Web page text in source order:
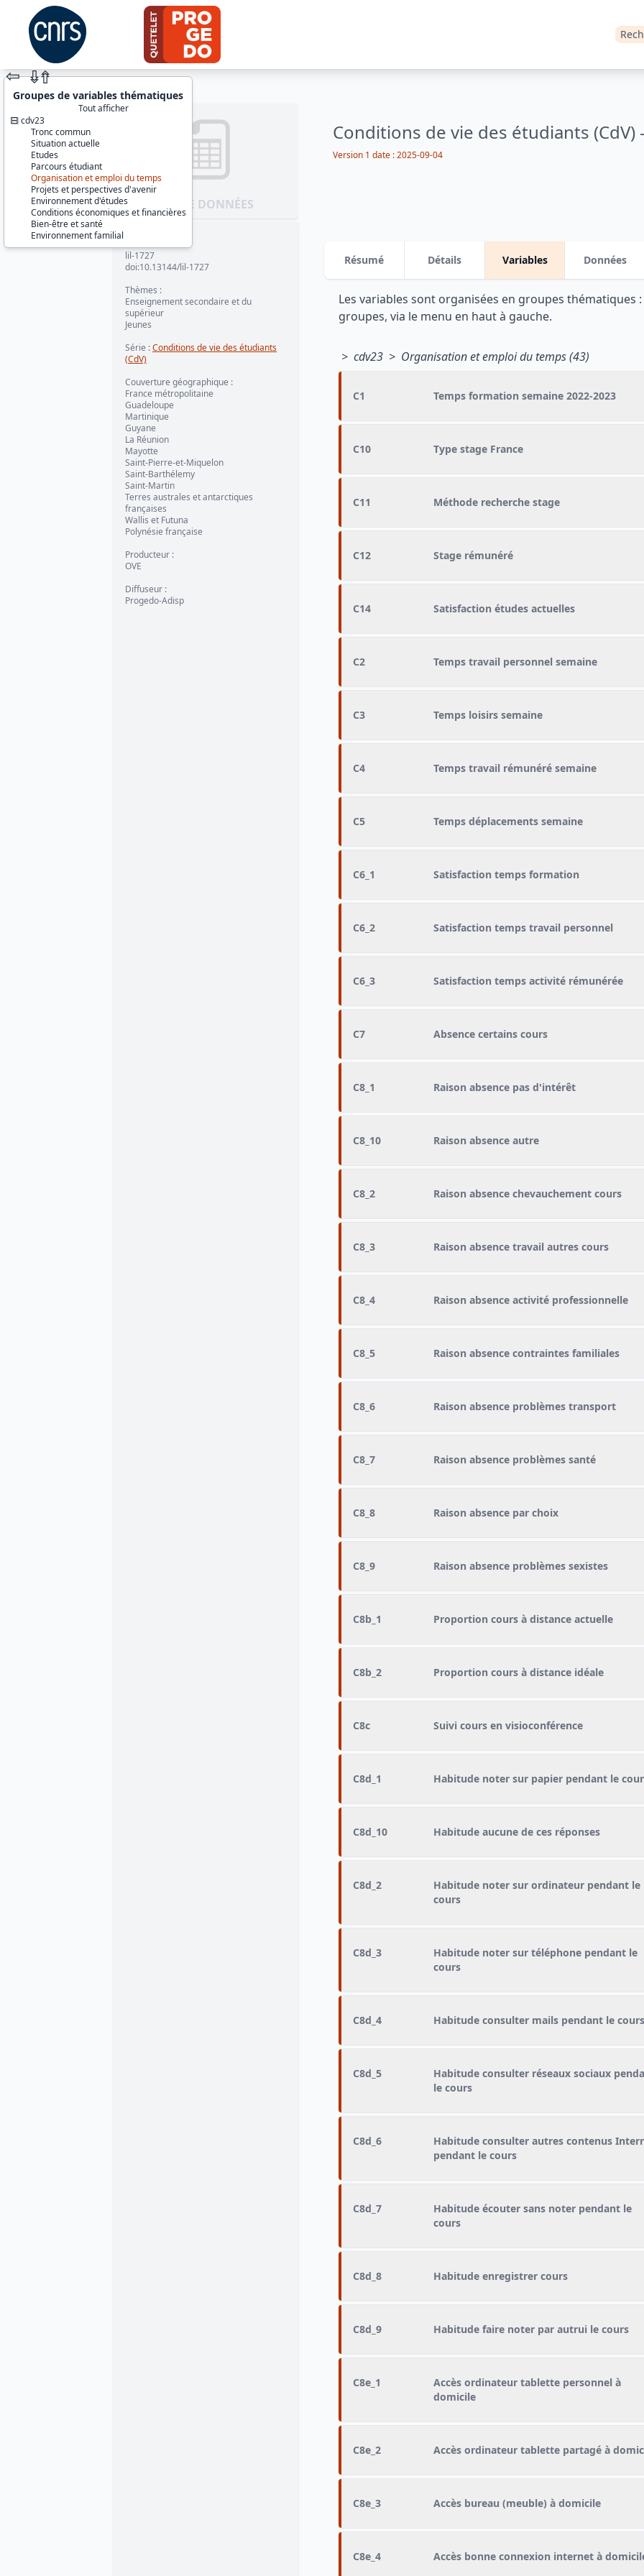
JEU DE DONNÉES
Conditions de vie des étudiants (CdV)
Version 1 date : 2025-09-04
⇦ ⇮⇮
Groupes de variables thématiques
Tout afficher
cdv23
Tronc commun
Situation actuelle
Etudes
Parcours étudiant
Organisation et emploi du temps
Projets et perspectives d'avenir
Environnement d'études
Conditions économiques et financières
Bien-être et santé
Environnement familial
lil-1727
doi:10.13144/lil-1727
Thèmes :
Enseignement secondaire et du
supérieur
Jeunes
Série :Conditions de vie des étudiants
(CdV)
Couverture géographique :
France métropolitaine
Guadeloupe
Martinique
Guyane
La Réunion
Mayotte
Saint-Pierre-et-Miquelon
Saint-Barthélemy
Saint-Martin
Terres australes et antarctiques
françaises
Wallis et Futuna
Polynésie française
Producteur :
OVE
Diffuseur :
Progedo-Adisp
Résumé Détails Variables Données
Les variables sont organisées en groupes thématiques
groupes, via le menu en haut à gauche.
> cdv23 > Organisation et emploi du temps (43)
C1 Temps formation semaine 2022-2023
C10 Type stage France
C11 Méthode recherche stage
C12 Stage rémunéré
C14 Satisfaction études actuelles
C2 Temps travail personnel semaine
C3 Temps loisirs semaine
C4 Temps travail rémunéré semaine
C5 Temps déplacements semaine
C6_1 Satisfaction temps formation
C6_2 Satisfaction temps travail personnel
C6_3 Satisfaction temps activité rémunérée
C7 Absence certains cours
C8_1 Raison absence pas d'intérêt
C8_10 Raison absence autre
C8_2 Raison absence chevauchement cours
C8_3 Raison absence travail autres cours
C8_4 Raison absence activité professionnelle
C8_5 Raison absence contraintes familiales
C8_6 Raison absence problèmes transport
C8_7 Raison absence problèmes santé
C8_8 Raison absence par choix
C8_9 Raison absence problèmes sexistes
C8b_1 Proportion cours à distance actuelle
C8b_2 Proportion cours à distance idéale
C8c Suivi cours en visioconférence
C8d_1 Habitude noter sur papier pendant le
C8d_10 Habitude aucune de ces réponses
C8d_2
Habitude noter sur ordinateur pendant le
cours
C8d_3
Habitude noter sur téléphone pendant le
cours
C8d_4 Habitude consulter mails pendant le cours
C8d_5
Habitude consulter réseaux sociaux
le cours
C8d_6
Habitude consulter autres contenus
pendant le cours
C8d_7
Habitude écouter sans noter pendant le
cours
C8d_8 Habitude enregistrer cours
C8d_9 Habitude faire noter par autrui le cours
C8e_1
Accès ordinateur tablette personnel à
domicile
C8e_2 Accès ordinateur tablette partagé à
C8e_3 Accès bureau (meuble) à domicile
C8e_4 Accès bonne connexion internet à